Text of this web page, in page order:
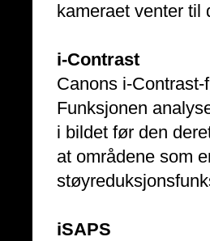
kameraet venter til
i-Contrast
Canons i-
Funksjonen
i bildet før den
at områdene som
iSAPS